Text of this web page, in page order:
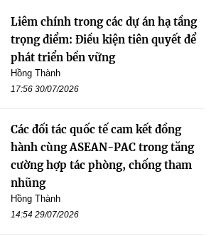
Liêm chính trong các dự án hạ tầng
trọng điểm: Điều kiện tiên quyết để
phát triển bền vững
Hồng Thành
17:56 30/07/2026
Các đối tác quốc tế cam kết đồng
hành cùng ASEAN-PAC trong tăng
cường hợp tác phòng, chống tham
nhũng
Hồng Thành
14:54 29/07/2026